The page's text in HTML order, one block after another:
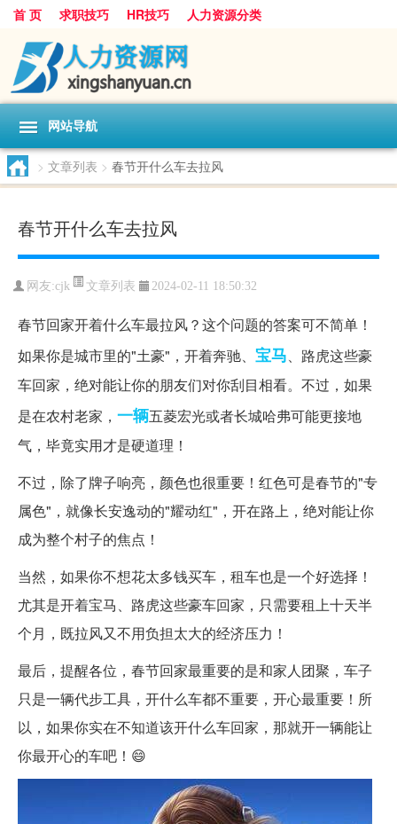
首 页 求职技巧 HR技巧 人力资源分类
网站导航
> 文章列表 > 春节开什么车去拉风
春节开什么车去拉风
网友:cjk 文章列表 2024-02-11 18:50:32
春节回家开着什么车最拉风？这个问题的答案可不简单！
如果你是城市里的"土豪"，开着奔驰、 宝马 、路虎这些豪
车回家，绝对能让你的朋友们对你刮目相看。不过，如果
是在农村老家， 一辆五菱宏光或者长城哈弗可能更接地
气，毕竟实用才是硬道理！
不过，除了牌子响亮，颜色也很重要！红色可是春节的"专
属色"，就像长安逸动的"耀动红"，开在路上，绝对能让你
成为整个村子的焦点！
当然，如果你不想花太多钱买车，租车也是一个好选择！
尤其是开着宝马、路虎这些豪车回家，只需要租上十天半
个月，既拉风又不用负担太大的经济压力！
最后，提醒各位，春节回家最重要的是和家人团聚，车子
只是一辆代步工具，开什么车都不重要，开心最重要！所
以，如果你实在不知道该开什么车回家，那就开一辆能让
你最开心的车吧！😄